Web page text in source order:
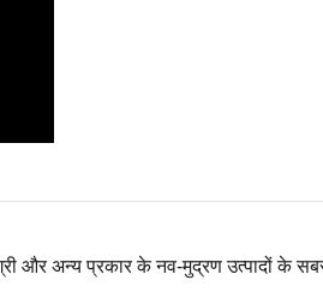
और अन्य प्रकार के नव-मुद्रण उत्पादों के